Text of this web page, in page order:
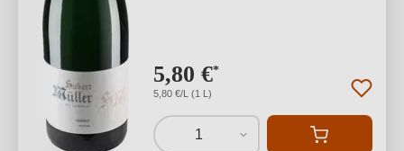
5,80 €*
5,80 €/L (1 L)
1